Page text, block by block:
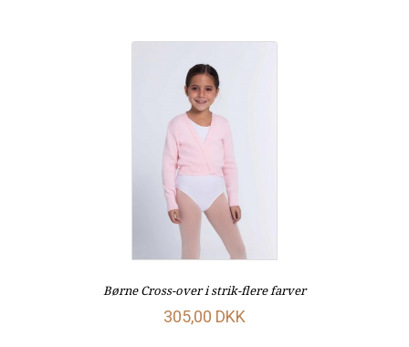
Børne Cross-over i strik-flere farver
305,00 DKK